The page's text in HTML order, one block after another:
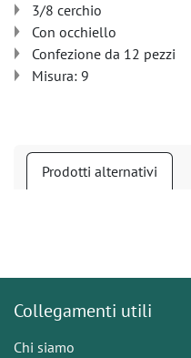
3/8 cerchio
Con occhiello
Confezione da 12 pezzi
Misura: 9
Prodotti alternativi
Collegamenti utili
Chi siamo